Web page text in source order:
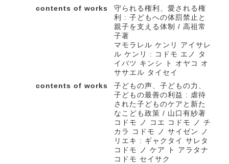
contents of works
守られる権利、愛される権
利 : 子どもへの体罰禁止と
親子を支える体制 / 高祖常
子著
マモラレル ケンリ アイサレ
ル ケンリ : コドモ エノ タ
イバツ キンシ ト オヤコ オ
ササエル タイセイ
contents of works
子どもの声、子どもの力、
子どもの最善の利益 : 虐待
された子どものケアと新た
なこども政策 / 山口有紗著
コドモ ノ コエ コドモ ノ チ
カラ コドモ ノ サイゼン ノ
リエキ : ギャクタイ サレタ
コドモ ノ ケア ト アラタナ
コドモ セイサク